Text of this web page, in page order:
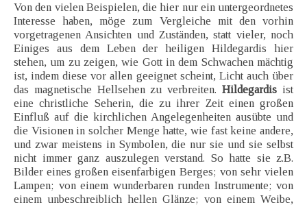
Von den vielen Beispielen, die hier nur ein untergeordnetes
Interesse haben, möge zum Vergleiche mit den vorhin
vorgetragenen Ansichten und Zuständen, statt vieler, noch
Einiges aus dem Leben der heiligen Hildegardis hier
stehen, um zu zeigen, wie Gott in dem Schwachen mächtig
ist, indem diese vor allen geeignet scheint, Licht auch über
das magnetische Hellsehen zu verbreiten.Hildegardis ist
eine christliche Seherin, die zu ihrer Zeit einen großen
Einfluß auf die kirchlichen Angelegenheiten ausübte und
die Visionen in solcher Menge hatte, wie fast keine andere,
und zwar meistens in Symbolen, die nur sie und sie selbst
nicht immer ganz auszulegen verstand. So hatte sie z.B.
Bilder eines großen eisenfarbigen Berges; von sehr vielen
Lampen; von einem wunderbaren runden Instrumente; von
einem unbeschreiblich hellen Glänze; von einem Weibe,